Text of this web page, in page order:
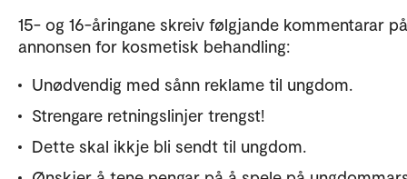
15- og 16-åringane skreiv følgjande kommentarar på
annonsen for kosmetisk behandling:
Unødvendig med sånn reklame til ungdom.
Strengare retningslinjer trengst!
Dette skal ikkje bli sendt til ungdom.